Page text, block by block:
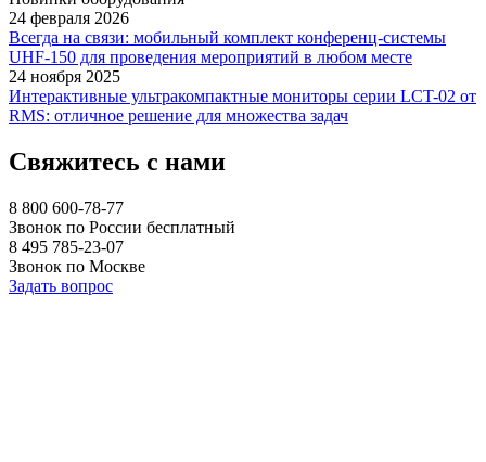
24 февраля 2026
Всегда на связи: мобильный комплект конференц-системы
UHF-150 для проведения мероприятий в любом месте
24 ноября 2025
Интерактивные ультракомпактные мониторы серии LCT-02 от
RMS: отличное решение для множества задач
Свяжитесь с нами
8 800 600-78-77
Звонок по России бесплатный
8 495 785-23-07
Звонок по Москве
Задать вопрос